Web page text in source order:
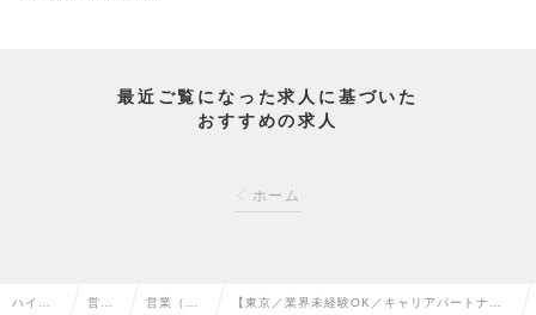
最近ご覧になった求人に基づいた
おすすめの求人
ホーム
ハイク 営業 営業（法 【東京／業界未経験OK／キャリアパートナ